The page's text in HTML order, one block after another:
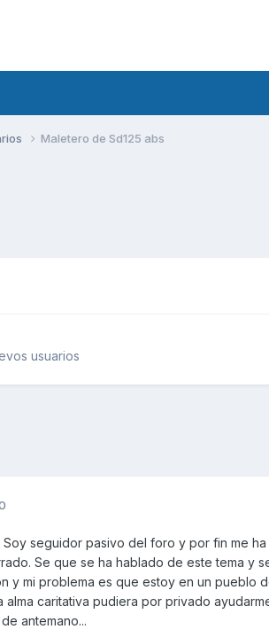
Maletero de Sd125 abs
usuarios
seguidor pasivo del foro y por fin me ha
Se que se ha hablado de este tema y
y mi problema es que estoy en un pueblo
alma caritativa pudiera por privado
antemano...